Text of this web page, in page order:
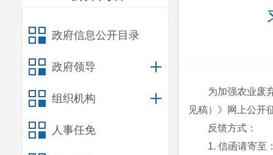
政府信息公开目录
政府领导
组织机构
人事任免
为加强农业废
见稿）》网上公开
反馈方式：
1. 信函请寄至